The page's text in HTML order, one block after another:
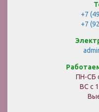
+7
+7
ПН-СБ
ВС с